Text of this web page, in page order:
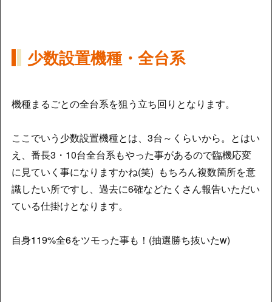
少数設置機種・全台系
機種まるごとの全台系を狙う立ち回りとなります。
ここでいう少数設置機種とは、3台～くらいから。とはい
え、番長3・10台全台系もやった事があるので臨機応変
に見ていく事になりますかね(笑) もちろん複数箇所を意
識したい所ですし、過去に6確などたくさん報告いただい
ている仕掛けとなります。
自身119%全6をツモった事も！(抽選勝ち抜いたw)